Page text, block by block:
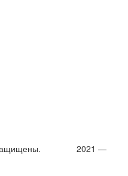
защищены. 2021 —